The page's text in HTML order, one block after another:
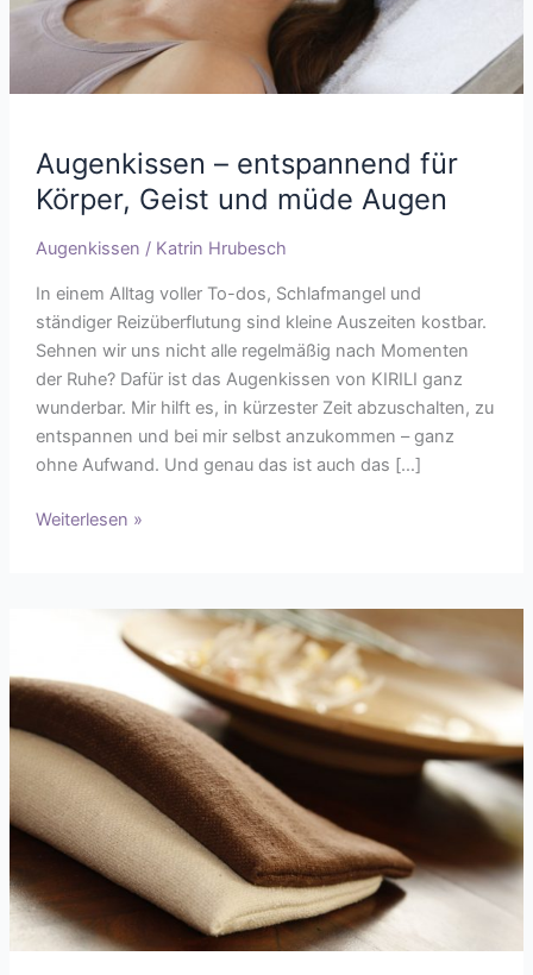
Augenkissen – entspannend für
Körper, Geist und müde Augen
Augenkissen / Katrin Hrubesch
In einem Alltag voller To-dos, Schlafmangel und
ständiger Reizüberflutung sind kleine Auszeiten kostbar.
Sehnen wir uns nicht alle regelmäßig nach Momenten
der Ruhe? Dafür ist das Augenkissen von KIRILI ganz
wunderbar. Mir hilft es, in kürzester Zeit abzuschalten, zu
entspannen und bei mir selbst anzukommen – ganz
ohne Aufwand. Und genau das ist auch das […]
Weiterlesen »
begann